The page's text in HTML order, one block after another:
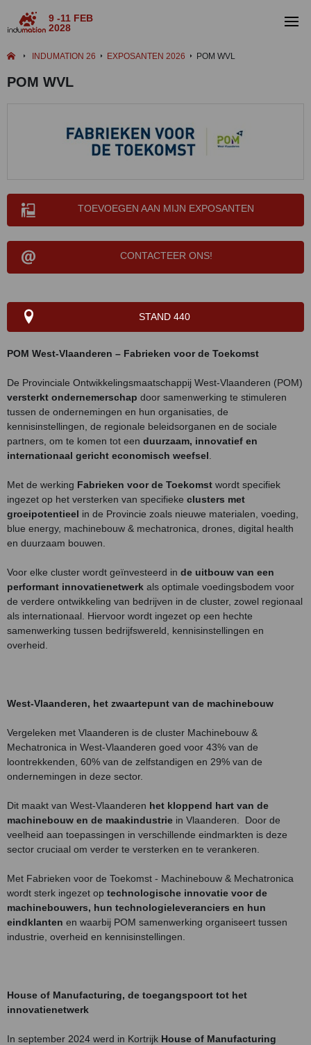
9 -11 FEB
2028
INDUMATION 26 EXPOSANTEN 2026 POM WVL
POM WVL
TOEVOEGEN AAN MIJN EXPOSANTEN
CONTACTEER ONS!
STAND 440
POM West-Vlaanderen – Fabrieken voor de Toekomst
De Provinciale Ontwikkelingsmaatschappij West-Vlaanderen (POM)
versterkt ondernemerschap door samenwerking te stimuleren
tussen de ondernemingen en hun organisaties, de
kennisinstellingen, de regionale beleidsorganen en de sociale
partners, om te komen tot een duurzaam, innovatief en
internationaal gericht economisch weefsel
Met de werking Fabrieken voor de Toekomst wordt specifiek
ingezet op het versterken van specifieke clusters met
groeipotentieel in de Provincie zoals nieuwe materialen, voeding,
blue energy, machinebouw & mechatronica, drones, digital health
en duurzaam bouwen.
Voor elke cluster wordt geïnvesteerd in de uitbouw van een
performant innovatienetwerk als optimale voedingsbodem voor
de verdere ontwikkeling van bedrijven in de cluster, zowel regionaal
als internationaal. Hiervoor wordt ingezet op een hechte
samenwerking tussen bedrijfswereld, kennisinstellingen en
overheid.
West-Vlaanderen, het zwaartepunt van de machinebouw
Vergeleken met Vlaanderen is de cluster Machinebouw &
Mechatronica in West-Vlaanderen goed voor 43% van de
loontrekkenden, 60% van de zelfstandigen en 29% van de
ondernemingen in deze sector.
Dit maakt van West-Vlaanderen het kloppend hart van de
machinebouw en de maakindustrie in Vlaanderen. Door de
veelheid aan toepassingen in verschillende eindmarkten is deze
sector cruciaal om verder te versterken en te verankeren.
Met Fabrieken voor de Toekomst - Machinebouw & Mechatronica
wordt sterk ingezet op technologische innovatie voor de
machinebouwers, hun technologieleveranciers en hun
eindklanten en waarbij POM samenwerking organiseert tussen
industrie, overheid en kennisinstellingen.
House of Manufacturing, de toegangspoort tot het
innovatienetwerk
In september 2024 werd in Kortrijk House of Manufacturing